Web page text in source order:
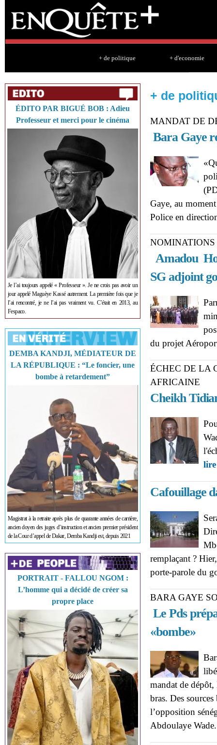
+ de politique + d'economie
ÉDITO PAR BIGUÉ BOB : Adieu
Professeur et merci pour le cinéma
Je l’ai toujours appelé « Professeur ». Je ne crois pas avoir un
jour appelé Maguèye Kassé autrement. La première fois que je
l’ai rencontré, je ne l’ai pas vraiment vu. C’était en 2013, au
Fespaco.
DEMBA KANDJI, MÉDIATEUR DE
LA RÉPUBLIQUE : “Le foncier, une
bombe à retardement”
Magistrat à la retraite après plus de quarante années de carrière,
ancien doyen des juges d’instruction et ancien premier président
de la Cour d’appel de Dakar, Demba Kandji est, depuis 2021
PORTRAIT - FALLOU NGOM :
L’homme qui a décidé de créer sa
propre place
+ de
MANDAT DE
Bara Gaye
Gaye, au
Police en
NOMINATIONS
Amadou
SG adjoint
du projet
ÉCHEC DE LA
AFRICAINE
Cheikh
Cafouillage
remplaçant ?
porte-parole du
BARA GAYE
Le Pds
«bombe»
mandat de dépôt,
bras. Des
l’opposition
Abdoulaye